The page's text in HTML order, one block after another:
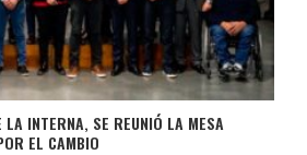
INTERNA, SE REUNIÓ LA MESA
EL CAMBIO